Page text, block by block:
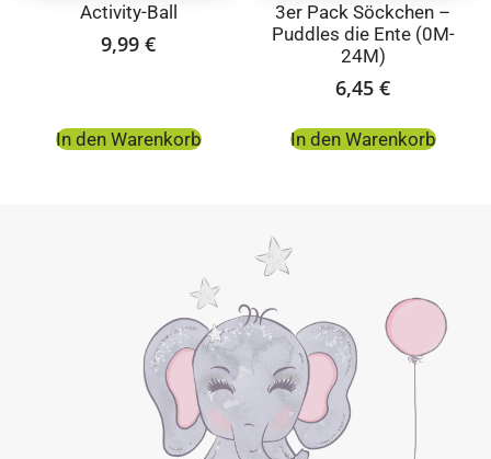
Activity-Ball
9,99 €
In den Warenkorb
3er Pack Söckchen –
Puddles die Ente (0M-
24M)
6,45 €
In den Warenkorb